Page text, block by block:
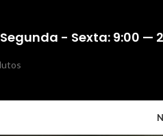
Segunda - Sexta: 9:00 —